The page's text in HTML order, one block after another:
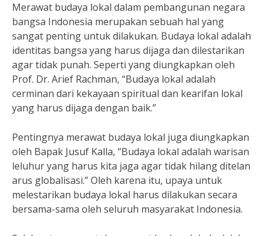
Merawat budaya lokal dalam pembangunan negara
bangsa Indonesia merupakan sebuah hal yang
sangat penting untuk dilakukan. Budaya lokal adalah
identitas bangsa yang harus dijaga dan dilestarikan
agar tidak punah. Seperti yang diungkapkan oleh
Prof. Dr. Arief Rachman, “Budaya lokal adalah
cerminan dari kekayaan spiritual dan kearifan lokal
yang harus dijaga dengan baik.”
Pentingnya merawat budaya lokal juga diungkapkan
oleh Bapak Jusuf Kalla, “Budaya lokal adalah warisan
leluhur yang harus kita jaga agar tidak hilang ditelan
arus globalisasi.” Oleh karena itu, upaya untuk
melestarikan budaya lokal harus dilakukan secara
bersama-sama oleh seluruh masyarakat Indonesia.